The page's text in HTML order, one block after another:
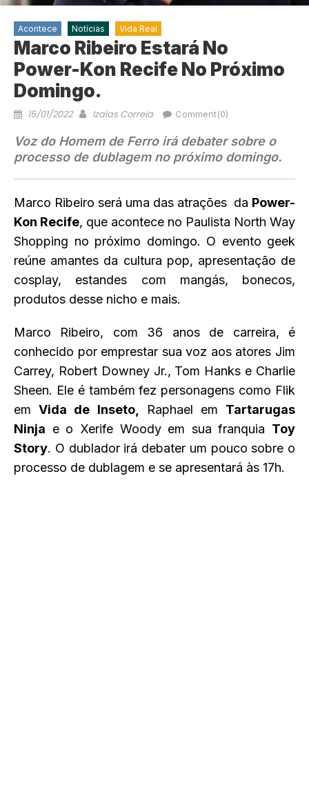
Acontece Notícias Vida Real
Marco Ribeiro Estará No
Power-Kon Recife No Próximo
Domingo.
15/01/2022 Izaías Correia Comment(0)
Voz do Homem de Ferro irá debater sobre o
processo de dublagem no próximo domingo.
Marco Ribeiro será uma das atrações da Power-
Kon Recife, que acontece no Paulista North Way
Shopping no próximo domingo. O evento geek
reúne amantes da cultura pop, apresentação de
cosplay, estandes com mangás, bonecos,
produtos desse nicho e mais.
Marco Ribeiro, com 36 anos de carreira, é
conhecido por emprestar sua voz aos atores Jim
Carrey, Robert Downey Jr., Tom Hanks e Charlie
Sheen. Ele é também fez personagens como Flik
emVida de Inseto, Raphael em Tartarugas
Ninja e o Xerife Woody em sua franquia Toy
Story. O dublador irá debater um pouco sobre o
processo de dublagem e se apresentará às 17h.